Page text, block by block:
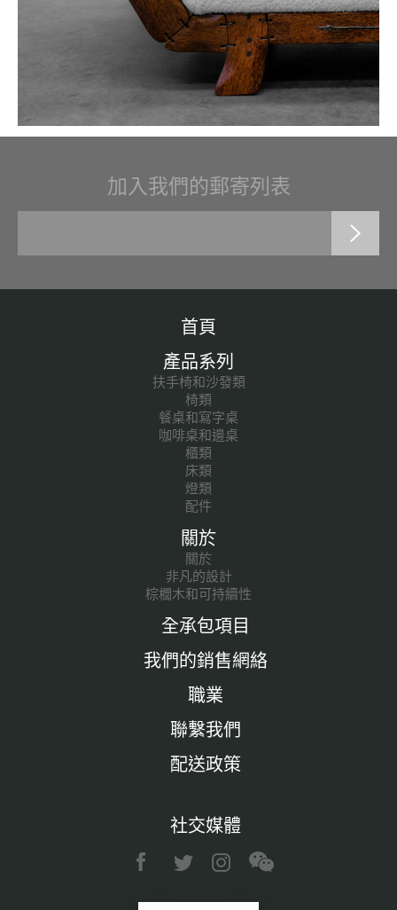
加入我們的郵寄列表
首頁
產品系列
扶手椅和沙發類
椅類
餐桌和寫字桌
咖啡桌和邊桌
櫃類
床類
燈類
配件
關於
關於
非凡的設計
棕櫚木和可持續性
全承包項目
我們的銷售網絡
職業
聯繫我們
配送政策
社交媒體